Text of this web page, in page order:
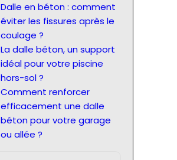
Dalle en béton : comment
éviter les fissures après le
coulage ?
La dalle béton, un support
idéal pour votre piscine
hors-sol ?
Comment renforcer
efficacement une dalle
béton pour votre garage
ou allée ?